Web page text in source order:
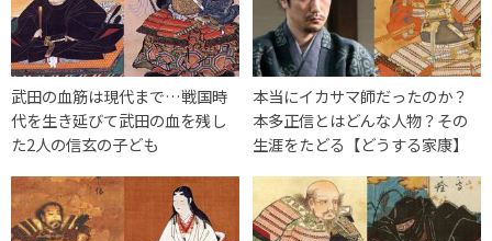
武田の血筋は現代まで…戦国時
代を生き延びて武田の血を残し
た2人の信玄の子ども
本当にイカサマ師だったのか？
本多正信とはどんな人物？その
生涯をたどる【どうする家康】